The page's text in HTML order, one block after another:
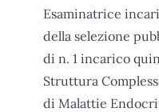
Esaminatrice
della selezione
di n. 1 incarico
Struttura
di Malattie